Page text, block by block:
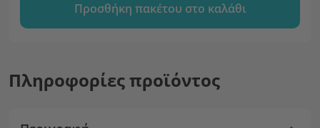
Προσθήκη πακέτου στο καλάθι
Πληροφορίες προϊόντος